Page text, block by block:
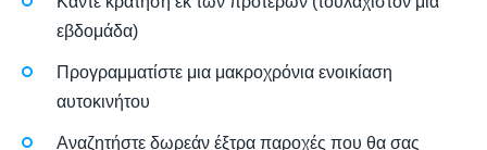
εβδομάδα)
Προγραμματίστε μια μακροχρόνια ενοικίαση
αυτοκινήτου
Αναζητήστε δωρεάν έξτρα παροχές που θα σας